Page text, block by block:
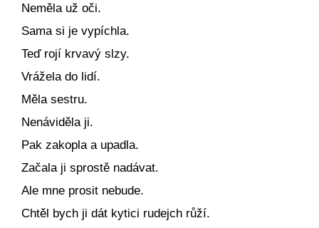
Neměla už oči.
Sama si je vypíchla.
Teď rojí krvavý slzy.
Vrážela do lidí.
Měla sestru.
Nenáviděla ji.
Pak zakopla a upadla.
Začala ji sprostě nadávat.
Ale mne prosit nebude.
Chtěl bych ji dát kytici rudejch růží.